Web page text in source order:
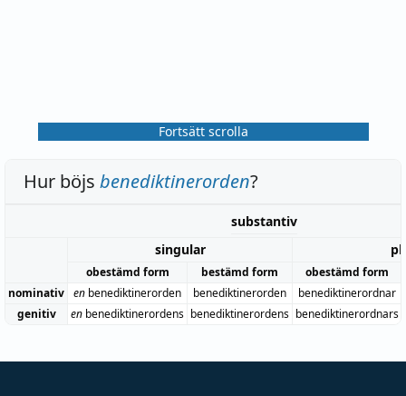
Fortsätt scrolla
Hur böjs benediktinerorden?
substantiv
singular
obestämd form bestämd form
obestämd form
nominativ en benediktinerorden benediktinerorden
benediktinerordnar
genitiv
en benediktinerordens benediktinerordens benediktinerordnars